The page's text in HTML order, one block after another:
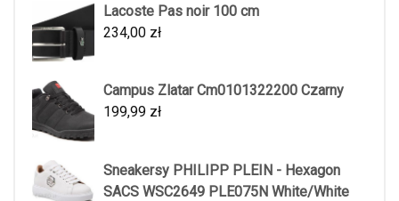
Lacoste Pas noir 100 cm
234,00 zł
Campus Zlatar Cm0101322200 Czarny
199,99 zł
Sneakersy PHILIPP PLEIN - Hexagon
SACS WSC2649 PLE075N White/White